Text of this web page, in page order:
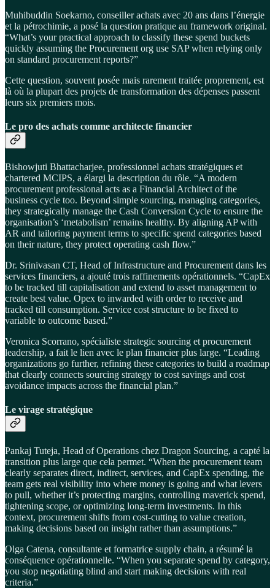
Muhibuddin Soekarno, conseiller achats avec 20 ans dans l’énergie
et la pétrochimie, a posé la question pratique au framework original.
“What’s your practical approach to classify these spend buckets
quickly assuming the Procurement org use SAP when relying only
on standard procurement reports?”
Cette question, souvent posée mais rarement traitée proprement, est
là où la plupart des projets de transformation des dépenses passent
leurs six premiers mois.
Le pro des achats comme architecte financier
Bishowjuti Bhattacharjee, professionnel achats stratégiques et
chartered MCIPS, a élargi la description du rôle. “A modern
procurement professional acts as a Financial Architect of the
business cycle too. Beyond simple sourcing, managing categories,
they strategically manage the Cash Conversion Cycle to ensure the
organisation’s ‘metabolism’ remains healthy. By aligning AP with
AR and tailoring payment terms to specific spend categories based
on their nature, they protect operating cash flow.”
Dr. Srinivasan CT, Head of Infrastructure and Procurement dans les
services financiers, a ajouté trois raffinements opérationnels. “CapEx
to be tracked till capitalisation and extend to asset management to
create best value. Opex to inwarded with order to receive and
tracked till consumption. Service cost structure to be fixed to
variable to outcome based.”
Veronica Scorrano, spécialiste strategic sourcing et procurement
leadership, a fait le lien avec le plan financier plus large. “Leading
organizations go further, refining these categories to build a roadmap
that clearly connects sourcing strategy to cost savings and cost
avoidance impacts across the financial plan.”
Le virage stratégique
Pankaj Tuteja, Head of Operations chez Dragon Sourcing, a capté la
transition plus large que cela permet. “When the procurement team
clearly separates direct, indirect, services, and CapEx spending, the
team gets real visibility into where money is going and what levers
to pull, whether it’s protecting margins, controlling maverick spend,
tightening scope, or optimizing long-term investments. In this
context, procurement shifts from cost-cutting to value creation,
making decisions based on insight rather than assumptions.”
Olga Catena, consultante et formatrice supply chain, a résumé la
conséquence opérationnelle. “When you separate spend by category,
you stop negotiating blind and start making decisions with real
criteria.”